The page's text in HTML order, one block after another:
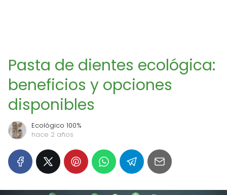
Pasta de dientes ecológica:
beneficios y opciones
disponibles
Ecológico 100%
hace 2 años